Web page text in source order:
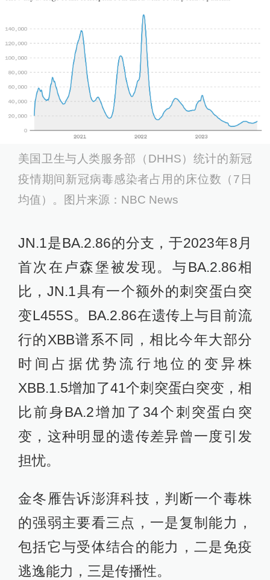
美国卫生与人类服务部（DHHS）统计的新冠
疫情期间新冠病毒感染者占用的床位数（7日
均值）。图片来源：NBC News
JN.1是BA.2.86的分支，于2023年8月
首次在卢森堡被发现。与BA.2.86相
比，JN.1具有一个额外的刺突蛋白突
变L455S。BA.2.86在遗传上与目前流
行的XBB谱系不同，相比今年大部分
时间占据优势流行地位的变异株
XBB.1.5增加了41个刺突蛋白突变，相
比前身BA.2增加了34个刺突蛋白突
变，这种明显的遗传差异曾一度引发
担忧。
金冬雁告诉澎湃科技，判断一个毒株
的强弱主要看三点，一是复制能力，
包括它与受体结合的能力，二是免疫
逃逸能力，三是传播性。